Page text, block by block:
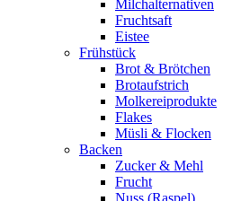
Milchalternativen
Fruchtsaft
Eistee
Frühstück
Brot & Brötchen
Brotaufstrich
Molkereiprodukte
Flakes
Müsli & Flocken
Backen
Zucker & Mehl
Frucht
Nuss (Raspel)